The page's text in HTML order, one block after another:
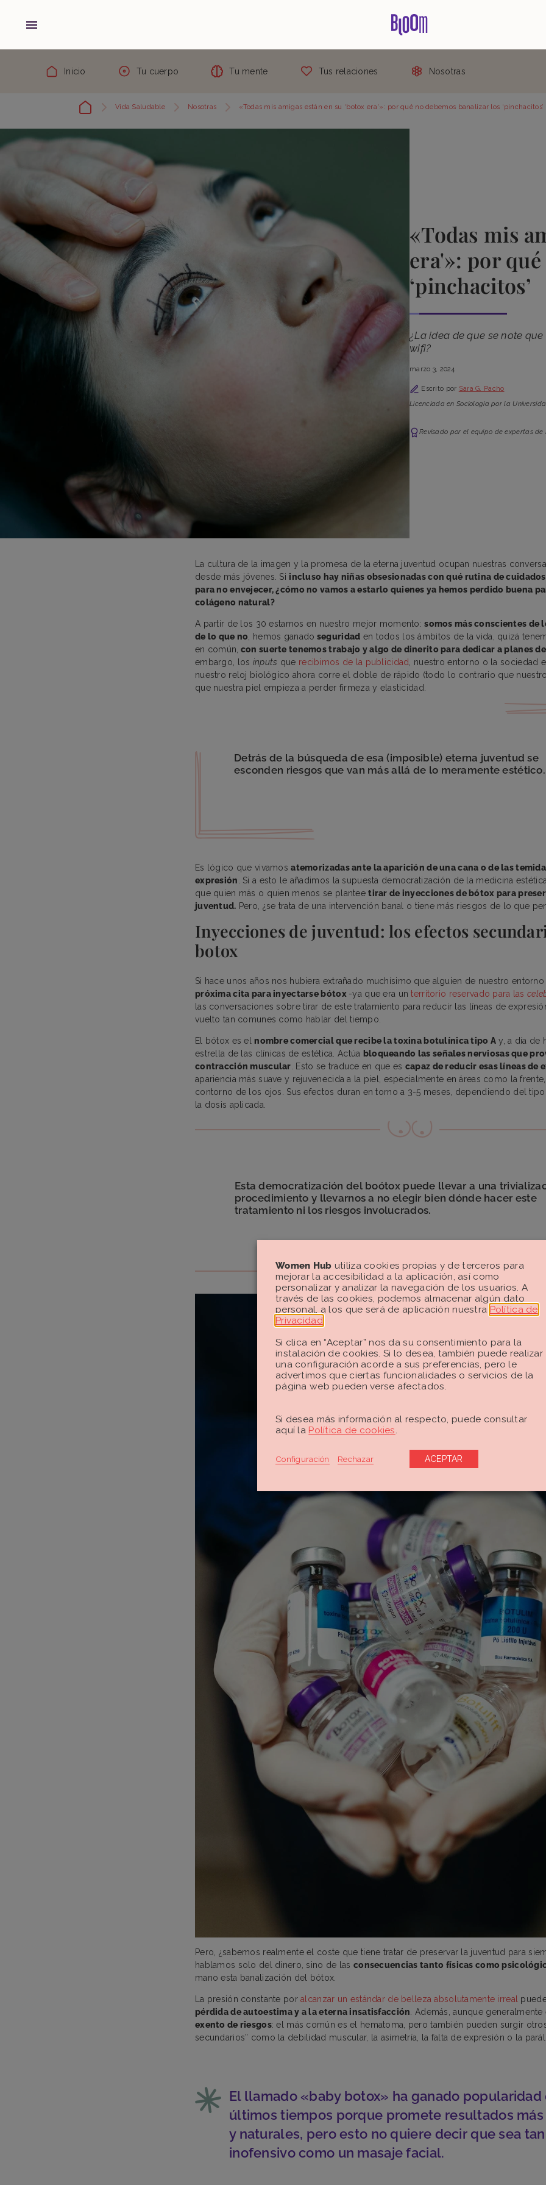
Inicio Tu cuerpo Tu mente Tus relaciones Nosotras
Vida Saludable Nosotras «Todas mis amigas están en su ‘botox era'»: por qué no debemos banalizar los ‘pinchacitos’
«Todas mis
era'»: por
‘pinchacitos’
¿La idea de que se note
wifi?
marzo 3, 2024
Escrito por Sara G. Pacho
Licenciada en Sociología por la
Revisado por el equipo de expertas
La cultura de la imagen y la promesa de la eterna juventud ocupan nuestras
desde más jóvenes. Siincluso hay niñas obsesionadas con qué rutina de
para no envejecer, ¿cómo no vamos a estarlo quienes ya hemos perdido buena
colágeno natural?
A partir de los 30 estamos en nuestro mejor momento:somos más conscientes de
de lo que no , hemos ganado seguridad en todos los ámbitos de la vida, quizá
en común, con suerte tenemos trabajo y algo de dinerito para dedicar a planes
embargo, los inputs que recibimos de la publicidad
, nuestro entorno o la sociedad
nuestro reloj biológico ahora corre el doble de rápido (todo lo contrario que
que nuestra piel empieza a perder firmeza y elasticidad.
Detrás de la búsqueda de esa (imposible) eterna juventud se
esconden riesgos que van más allá de lo meramente estético.
Es lógico que vivamosatemorizadas ante la aparición de una cana o de las
expresión . Si a esto le añadimos la supuesta democratización de la medicina
que quien más o quien menos se planteetirar de inyecciones de bótox para
juventud. Pero, ¿se trata de una intervención banal o tiene más riesgos de lo que
Inyecciones de juventud: los efectos
botox
Si hace unos años nos hubiera extrañado muchísimo que alguien de nuestro entorno
próxima cita para inyectarse bótox -ya que era unterritorio reservado para las
las conversaciones sobre tirar de este tratamiento para reducir las líneas de
vuelto tan comunes como hablar del tiempo.
El bótox es elnombre comercial que recibe la toxina botulínica tipo A y, a día de
estrella de las clínicas de estética. Actúa bloqueando las señales nerviosas que
contracción muscular . Esto se traduce en que es capaz de reducir esas líneas de
apariencia más suave y rejuvenecida a la piel, especialmente en áreas como la
contorno de los ojos. Sus efectos duran en torno a 3-5 meses, dependiendo del
la dosis aplicada.
Esta democratización del boótox puede llevar a una
procedimiento y llevarnos a no elegir bien dónde hacer este
tratamiento ni los riesgos involucrados.
Pero, ¿sabemos realmente el coste que tiene tratar de preservar la juventud para
hablamos solo del dinero, sino de las consecuencias tanto físicas como
mano esta banalización del bótox.
La presión constante poralcanzar un estándar de belleza absolutamente irreal
pérdida de autoestima y a la eterna insatisfacción . Además, aunque
exento de riesgos: el más común es el hematoma, pero también pueden surgir
secundarios” como la debilidad muscular, la asimetría, la falta de expresión o la
El llamado «baby botox» ha ganado popularidad
últimos tiempos porque promete resultados
y naturales, pero esto no quiere decir que sea tan
inofensivo como un masaje facial.
Women Hub utiliza cookies propias y de terceros para
mejorar la accesibilidad a la aplicación, así como
personalizar y analizar la navegación de los usuarios. A
través de las cookies, podemos almacenar algún dato
personal, a los que será de aplicación nuestra Política de
Privacidad.
Si clica en “Aceptar” nos da su consentimiento para la
instalación de cookies. Si lo desea, también puede realizar
una configuración acorde a sus preferencias, pero le
advertimos que ciertas funcionalidades o servicios de la
página web pueden verse afectados.
Si desea más información al respecto, puede consultar
aquí la Política de cookies.
Configuración Rechazar ACEPTAR